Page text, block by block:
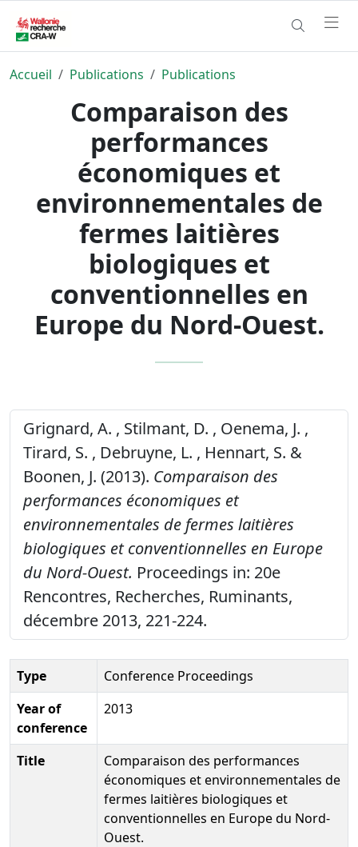
Accueil Publications Publications
Comparaison des
performances
économiques et
environnementales de
fermes laitières
biologiques et
conventionnelles en
Europe du Nord-Ouest.
Grignard, A. , Stilmant, D. , Oenema, J. ,
Tirard, S. , Debruyne, L. , Hennart, S. &
Boonen, J. (2013). Comparaison des
performances économiques et
environnementales de fermes laitières
biologiques et conventionnelles en Europe
du Nord-Ouest. Proceedings in: 20e
Rencontres, Recherches, Ruminants,
décembre 2013, 221-224.
Type
Conference Proceedings
Year of
conference
2013
Title
Comparaison des performances
économiques et environnementales de
fermes laitières biologiques et
conventionnelles en Europe du Nord-
Ouest.